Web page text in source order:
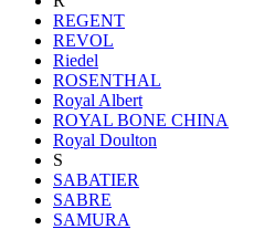
REGENT
REVOL
Riedel
ROSENTHAL
Royal Albert
ROYAL BONE CHINA
Royal Doulton
S
SABATIER
SABRE
SAMURA